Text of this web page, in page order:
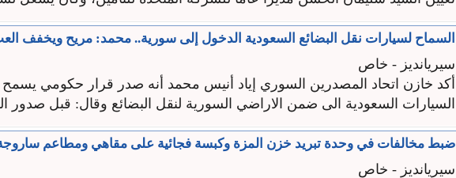
السماح لسيارات نقل البضائع السعودية الدخول إلى سورية.. محمد: مريح ويخفف
سيريانديز - خاص
أكد خازن اتحاد المصدرين السوري إياد أنيس محمد أنه صدر قرار حكومي
السيارات السعودية الى ضمن الاراضي السورية لنقل البضائع وقال: قبل صدور
ضبط مخالفات في وحدة تبريد خزن المزة وكبسة فجائية على مقاهي ومطاعم
سيريانديز - خاص